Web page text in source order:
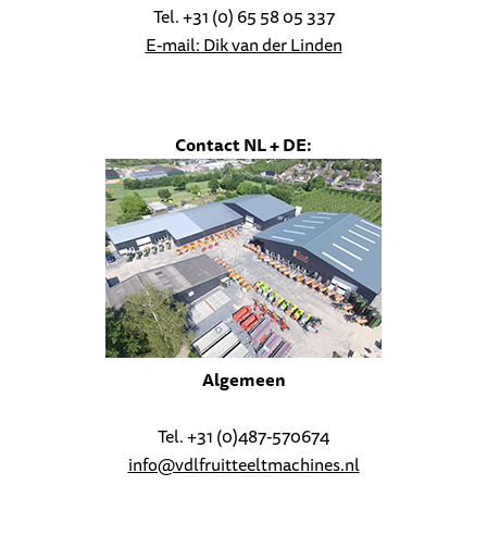
Tel. +31 (0) 65 58 05 337
E-mail: Dik van der Linden
Contact NL + DE:
Algemeen
Tel. +31 (0)487-570674
info@vdlfruitteeltmachines.nl